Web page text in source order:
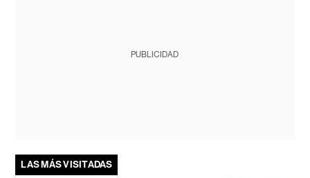
PUBLICIDAD
LAS MÁS VISITADAS